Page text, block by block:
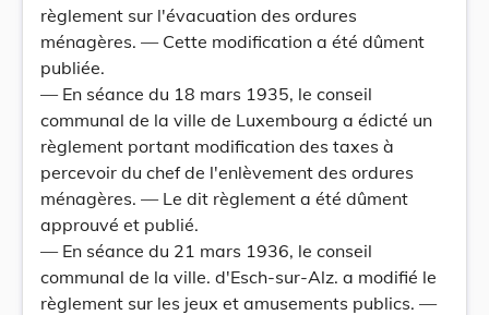
règlement sur l'évacuation des ordures
ménagères. — Cette modification a été dûment
publiée.
— En séance du 18 mars 1935, le conseil
communal de la ville de Luxembourg a édicté un
règlement portant modification des taxes à
percevoir du chef de l'enlèvement des ordures
ménagères. — Le dit règlement a été dûment
approuvé et publié.
— En séance du 21 mars 1936, le conseil
communal de la ville. d'Esch-sur-Alz. a modifié le
règlement sur les jeux et amusements publics. —